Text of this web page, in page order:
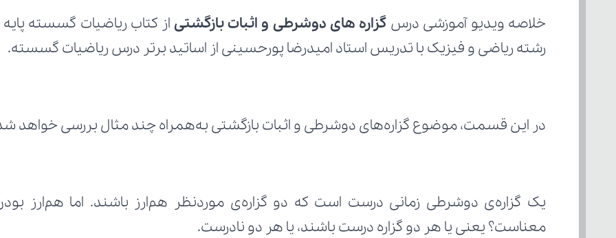
خلاصه ویدیو آموزشی درس گزاره های دوشرطی و اثبات بازگشتی
رشته ریاضی و فیزیک با تدریس استاد امیدرضا پورحسینی از اساتید برتر درس ریاضیات گسسته.
در این قسمت، موضوع گزاره‌های دوشرطی و اثبات بازگشتی به‌همراه چند مثال بررسی خواهد
معناست؟ یعنی یا هر دو گزاره درست باشند، یا هر دو نادرست.